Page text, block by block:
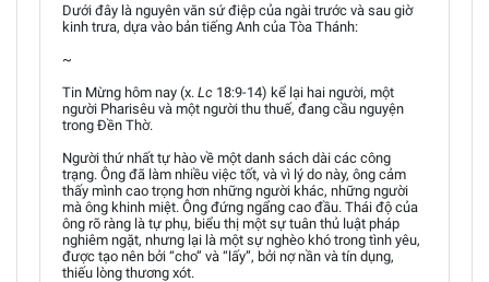
Dưới đây là nguyên văn sứ điệp của ngài trước và sau giờ
kinh trưa, dựa vào bản tiếng Anh của Tòa Thánh:
~
Tin Mừng hôm nay (x. Lc 18:9-14) kể lại hai người, một
người Pharisêu và một người thu thuế, đang cầu nguyện
trong Đền Thờ.
Người thứ nhất tự hào về một danh sách dài các công
trạng. Ông đã làm nhiều việc tốt, và vì lý do này, ông cảm
thấy mình cao trọng hơn những người khác, những người
mà ông khinh miệt. Ông đứng ngẩng cao đầu. Thái độ của
ông rõ ràng là tự phụ, biểu thị một sự tuân thủ luật pháp
nghiêm ngặt, nhưng lại là một sự nghèo khó trong tình yêu,
được tạo nên bởi “cho” và “lấy”, bởi nợ nần và tín dụng,
thiếu lòng thương xót.